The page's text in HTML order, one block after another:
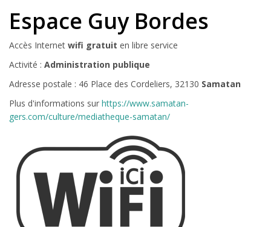
Espace Guy Bordes
Accès Internet wifi gratuit en libre service
Activité : Administration publique
Adresse postale : 46 Place des Cordeliers, 32130 Samatan
Plus d'informations sur https://www.samatan-
gers.com/culture/mediatheque-samatan/